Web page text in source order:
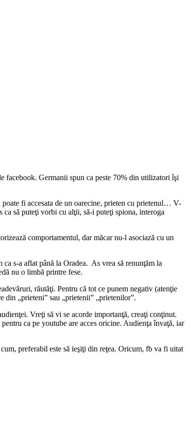
facebook. Germanii spun ca peste 70% din utilizatori îşi
fi accesata de un oarecine, prieten cu prietenul… V-
să puteţi vorbi cu alţii, să-i puteţi spiona, interoga
comportamentul, dar măcar nu-l asociază cu un
s-a aflat până la Oradea. As vrea să renunţăm la
nu o limbă printre fese.
răutăţi. Pentru că tot ce punem negativ (atenţie
din „prieteni” sau „prietenii” „prietenilor”.
Vreţi să vi se acorde importanţă, creaţi conţinut.
ca pe youtube are acces oricine. Audienţa învaţă, iar
preferabil este să ieşiţi din reţea. Oricum, fb va fi uitat